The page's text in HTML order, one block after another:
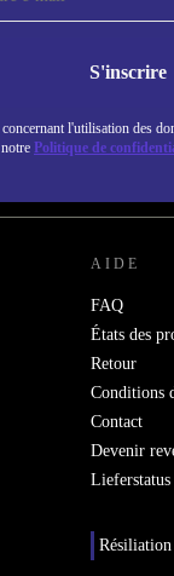
S'inscrire
l'utilisation des
Politique de
Retrouvez
NEW.
AIDE
FAQ
États des
Retour
Conditions
Contact
Devenir
Lieferstatus